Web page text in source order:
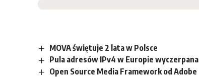
MOVA świętuje 2 lata w Polsce
Pula adresów IPv4 w Europie wyczerpana
Open Source Media Framework od Adobe